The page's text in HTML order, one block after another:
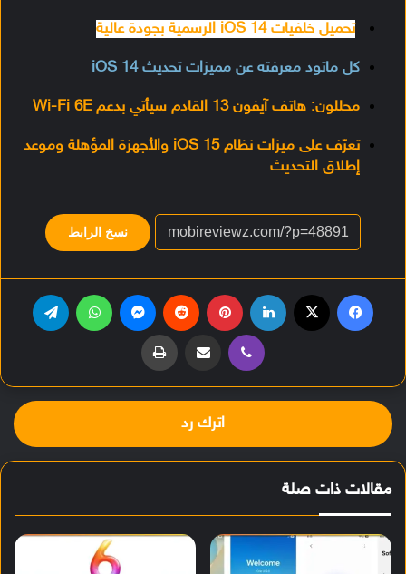
تحميل خلفيات iOS 14 الرسمية بجودة عالية
كل ماتود معرفته عن مميزات تحديث iOS 14
محللون: هاتف آيفون 13 القادم سيأتي بدعم Wi-Fi 6E
تعرّف على ميزات نظام iOS 15 والأجهزة المؤهلة وموعد
إطلاق التحديث
نسخ الرابط
ڤايبر مشاركة عبر البريد طباعة
اترك رد
مقالات ذات صلة